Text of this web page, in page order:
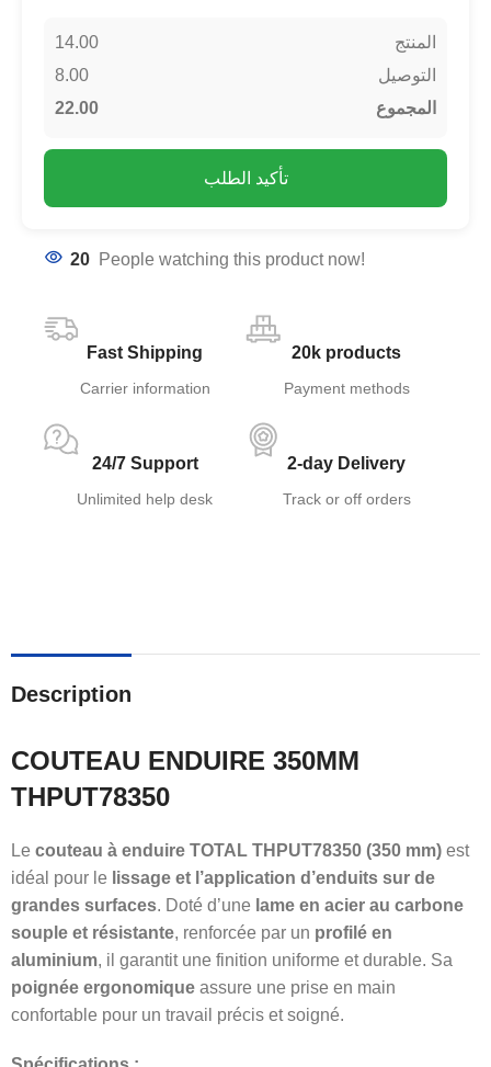
المنتج
14.00
التوصيل
8.00
المجموع
22.00
تأكيد الطلب
20 People watching this product now!
Fast Shipping
Carrier information
20k products
Payment methods
24/7 Support
Unlimited help desk
2-day Delivery
Track or off orders
Description
COUTEAU ENDUIRE 350MM
THPUT78350
Le couteau à enduire TOTAL THPUT78350 (350 mm) est
idéal pour le lissage et l’application d’enduits sur de
grandes surfaces. Doté d’une lame en acier au carbone
souple et résistante, renforcée par un profilé en
aluminium, il garantit une finition uniforme et durable. Sa
poignée ergonomique assure une prise en main
confortable pour un travail précis et soigné.